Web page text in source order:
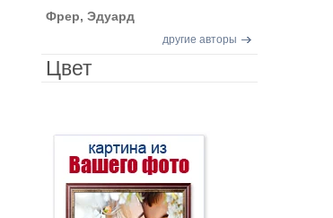
Фрер, Эдуард
другие авторы
Цвет